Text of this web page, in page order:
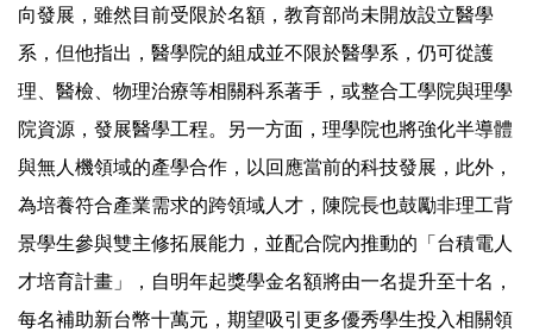
向發展，雖然目前受限於名額，教育部尚未開放設立醫學
系，但他指出，醫學院的組成並不限於醫學系，仍可從護
理、醫檢、物理治療等相關科系著手，或整合工學院與理學
院資源，發展醫學工程。另一方面，理學院也將強化半導體
與無人機領域的產學合作，以回應當前的科技發展，此外，
為培養符合產業需求的跨領域人才，陳院長也鼓勵非理工背
景學生參與雙主修拓展能力，並配合院內推動的「台積電人
才培育計畫」，自明年起獎學金名額將由一名提升至十名，
每名補助新台幣十萬元，期望吸引更多優秀學生投入相關領